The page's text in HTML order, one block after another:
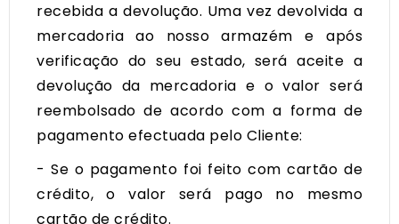
recebida a devolução. Uma vez devolvida a
mercadoria ao nosso armazém e após
verificação do seu estado, será aceite a
devolução da mercadoria e o valor será
reembolsado de acordo com a forma de
pagamento efectuada pelo Cliente:
- Se o pagamento foi feito com cartão de
crédito, o valor será pago no mesmo
cartão de crédito.